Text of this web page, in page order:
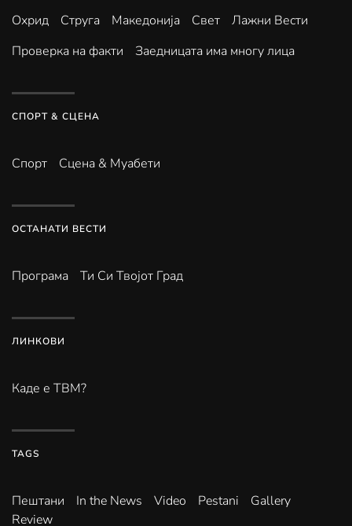
Охрид Струга Македонија Свет
Лажни Вести
Проверка на факти
Заедницата има многу лица
СПОРТ & СЦЕНА
Спорт Сцена & Муабети
ОСТАНАТИ ВЕСТИ
Програма Ти Си Твојот Град
ЛИНКОВИ
Каде е ТВМ?
TAGS
Пештани In the News Video Pestani
Gallery
Review